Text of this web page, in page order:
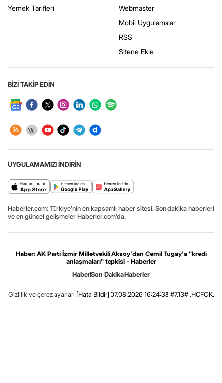
Yemek Tarifleri
Webmaster
Mobil Uygulamalar
RSS
Sitene Ekle
BİZİ TAKİP EDİN
UYGULAMAMIZI İNDİRİN
Haberler.com: Türkiye’nin en kapsamlı haber sitesi. Son dakika haberleri
ve en güncel gelişmeler Haberler.com’da.
Haber: AK Parti İzmir Milletvekili Aksoy'dan Cemil Tugay'a "kredi
anlaşmaları" tepkisi - Haberler
HaberSon DakikaHaberler
Gizlilik ve çerez ayarları [Hata Bildir] 07.08.2026 16:24:38 #7.13# .HCFOK.